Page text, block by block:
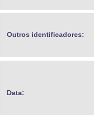
Outros identificadores:
Data: